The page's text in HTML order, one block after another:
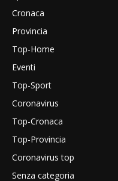
Cronaca
Provincia
Top-Home
Eventi
Top-Sport
Coronavirus
Top-Cronaca
Top-Provincia
Coronavirus top
Senza categoria